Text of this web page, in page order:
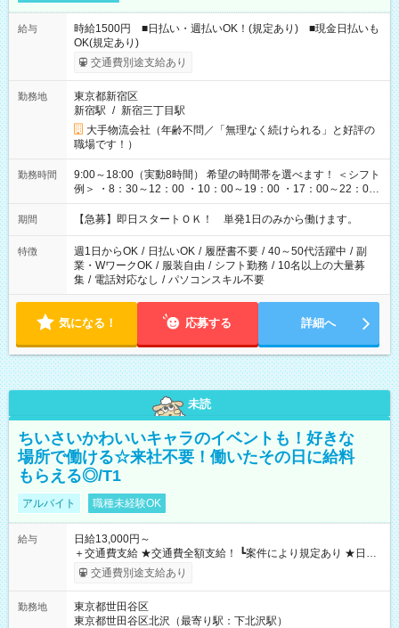
給与
時給1500円 ■日払い・週払いOK！(規定あり) ■現金日払いも
OK(規定あり)
交通費別途支給あり
勤務地
東京都新宿区
新宿駅 / 新宿三丁目駅
大手物流会社（年齢不問／「無理なく続けられる」と好評の
職場です！）
勤務時間
9:00～18:00（実動8時間） 希望の時間帯を選べます！ ＜シフト
例＞ ・8：30～12：00 ・10：00～19：00 ・17：00～22：00
・13：00～22：00 ・22：00～翌6：00 など
期間 【急募】即日スタートＯＫ！ 単発1日のみから働けます。
特徴 週1日からOK / 日払いOK / 履歴書不要 / 40～50代活躍中 / 副
業・WワークOK / 服装自由 / シフト勤務 / 10名以上の大量募
集 / 電話対応なし / パソコンスキル不要
気になる！ 応募する 詳細へ
未読
ちいさいかわいいキャラのイベントも！好きな
場所で働ける☆来社不要！働いたその日に給料
もらえる◎/T1
アルバイト 職種未経験OK
給与
日給13,000円～
＋交通費支給 ★交通費全額支給！ ┗案件により規定あり ★日払
いOK！（規定あり） ┗働いたその日に現金GET♪ お仕事後はコ
ンビニATMから 日払い分を引き落とせます！ 【試用期間】試
交通費別途支給あり
勤務地
東京都世田谷区
東京都世田谷区北沢（最寄り駅：下北沢駅）